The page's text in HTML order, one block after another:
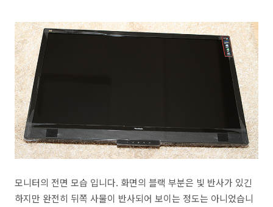
모니터의 전면 모습 입니다. 화면의 블랙 부분은 빛 반사가 있긴
하지만 완전히 뒤쪽 사물이 반사되어 보이는 정도는 아니었습니